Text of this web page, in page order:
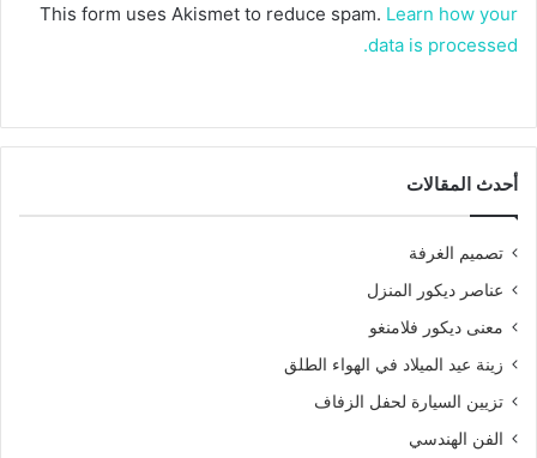
This form uses Akismet to reduce spam. Learn how your
data is processed.
أحدث المقالات
تصميم الغرفة
عناصر ديكور المنزل
معنى ديكور فلامنغو
زينة عيد الميلاد في الهواء الطلق
تزيين السيارة لحفل الزفاف
الفن الهندسي